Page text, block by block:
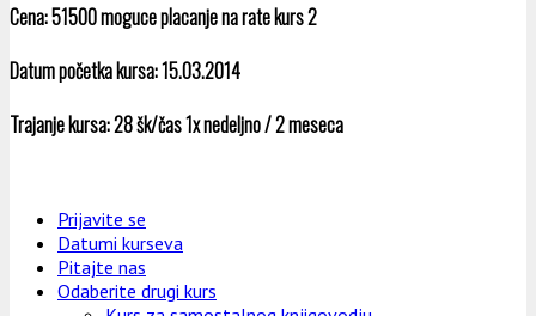
Cena:51500 moguce placanje na rate kurs 2
Datum početka kursa:15.03.2014
Trajanje kursa:28 šk/čas 1x nedeljno / 2 meseca
Prijavite se
Datumi kurseva
Pitajte nas
Odaberite drugi kurs